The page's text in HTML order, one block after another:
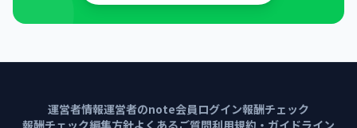
運営者情報運営者のnote会員ログイン報酬チェック